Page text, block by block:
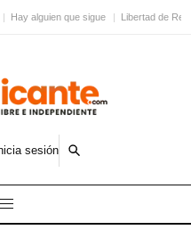
Hay alguien que sigue Libertad de
sesión